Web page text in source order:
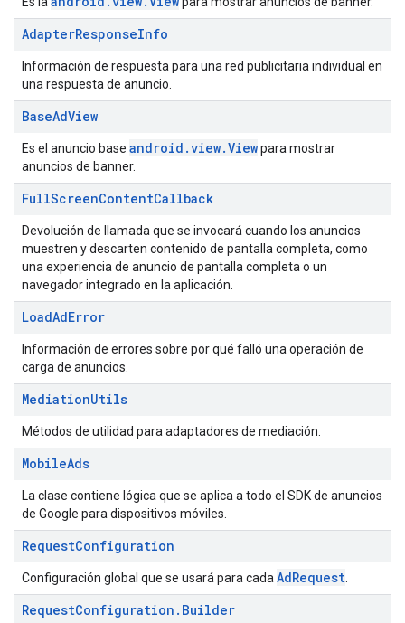
AdapterResponseInfo
Información de respuesta para una red publicitaria individual en
una respuesta de anuncio.
BaseAdView
Es el anuncio base android.view.Viewpara mostrar
anuncios de banner.
FullScreenContentCallback
Devolución de llamada que se invocará cuando los anuncios
muestren y descarten contenido de pantalla completa, como
una experiencia de anuncio de pantalla completa o un
navegador integrado en la aplicación.
LoadAdError
Información de errores sobre por qué falló una operación de
carga de anuncios.
MediationUtils
Métodos de utilidad para adaptadores de mediación.
MobileAds
La clase contiene lógica que se aplica a todo el SDK de anuncios
de Google para dispositivos móviles.
RequestConfiguration
Configuración global que se usará para cada AdRequest
RequestConfiguration . Builder